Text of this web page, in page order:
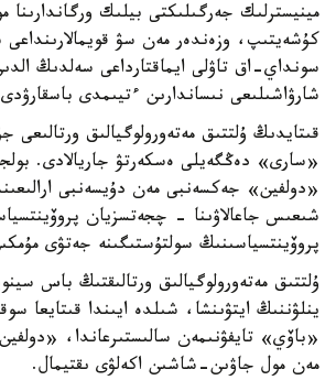
مينيسترلىك جەرگىلىكتى بيلىك ورگاندارىنا
كۇشەيتىپ، وزەندەر مەن سۋ
سونداي-اق تاۋلى ايماقتارداعى سەلدىڭ
شارۋاشىلىعى نىساندارىن ءتيىمدى
قىتايدىڭ ۇلتتىق مەتەورولوگيالىق
«سارى» دەڭگەيلى ەسكەرتۋ جاريالادى.
«دولفين» جەكسەنبى مەن دۇيسەنبى
شىعىس جاعالاۋىنا - چجەتسزيان
پروۆينتسياسىنىڭ سولتۇستىگىنە جەتۋى
ۇلتتىق مەتەورولوگيالىق ورتالىقتىڭ باس
ينلۋننىڭ ايتۋىنشا، شىلدە ايىندا قىتايعا
«باۆي» تايفۋنىمەن سالىستىرعاندا،
مەن مول جاۋىن-شاشىن اكەلۋى ىقتيمال.